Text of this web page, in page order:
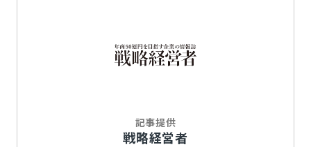
記事提供
戦略経営者